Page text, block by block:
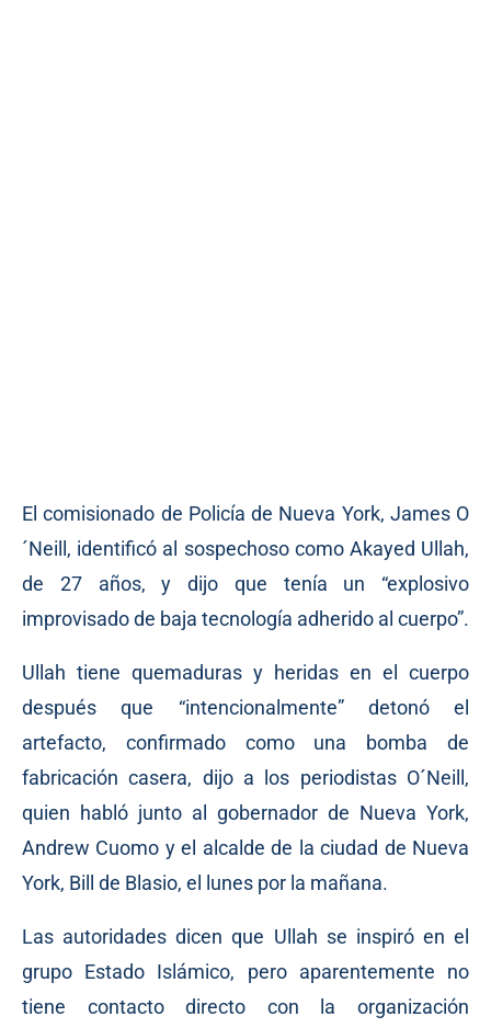
El comisionado de Policía de Nueva York, James O
´Neill, identificó al sospechoso como Akayed Ullah,
de 27 años, y dijo que tenía un “explosivo
improvisado de baja tecnología adherido al cuerpo”.
Ullah tiene quemaduras y heridas en el cuerpo
después que “intencionalmente” detonó el
artefacto, confirmado como una bomba de
fabricación casera, dijo a los periodistas O´Neill,
quien habló junto al gobernador de Nueva York,
Andrew Cuomo y el alcalde de la ciudad de Nueva
York, Bill de Blasio, el lunes por la mañana.
Las autoridades dicen que Ullah se inspiró en el
grupo Estado Islámico, pero aparentemente no
tiene contacto directo con la organización